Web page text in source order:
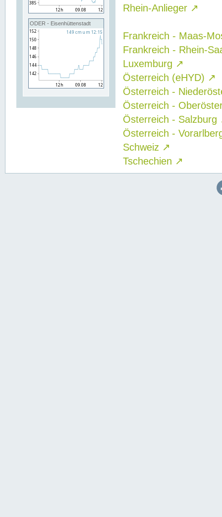
ODER - Eisenhüttenstadt
Rhein-Anlieger ↗
Frankreich - Maas-
Frankreich - Rhein-
Luxemburg ↗
Österreich (eHYD) ↗
Österreich -
Österreich -
Österreich - Salzburg
Österreich -
Schweiz ↗
Tschechien ↗